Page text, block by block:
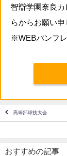
智辯学園奈良
らからお願い申
※WEBパンフレ
高等部球技大会
おすすめの記事